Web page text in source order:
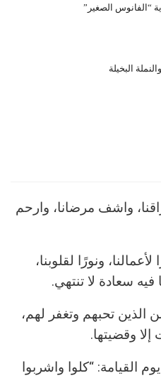
“الفانوس الصغير”
البخيلة
واشف مرضانا، وارحم
ونورًا لقلوبنا،
فيه سعادة لا تنتهي.
الذين تحبهم وتغفر لهم،
وقضيتها.
القيامة: “كلوا واشربوا